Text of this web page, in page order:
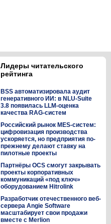
Лидеры читательского
рейтинга
BSS автоматизировала аудит
генеративного ИИ: в NLU-Suite
3.8 появилась LLM-оценка
качества RAG-систем
Российский рынок MES-систем:
цифровизация производства
ускоряется, но предприятия по-
прежнему делают ставку на
пилотные проекты
Партнёры OCS смогут закрывать
проекты корпоративных
коммуникаций «под ключ»
оборудованием Hitrolink
Разработчик отечественного веб-
сервера Angie Software
масштабирует свои продажи
вместе с Merlion